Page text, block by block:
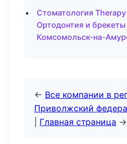
Стоматология
Ортодонтия и брекеты
Комсомольск-на-
← Все компании в
Приволжский
Главная страница →